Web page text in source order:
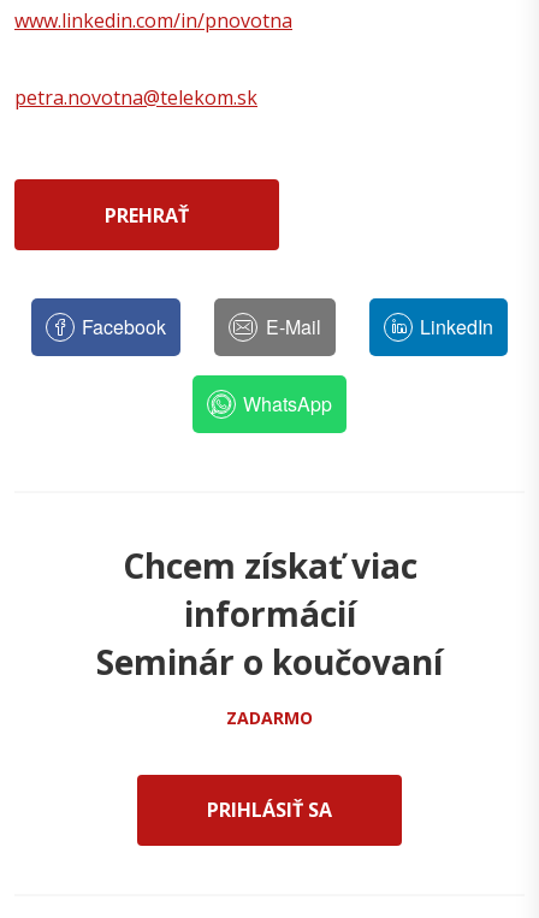
www.linkedin.com/in/pnovotna
petra.novotna@telekom.sk
PREHRAŤ
Facebook E-Mail LinkedIn
WhatsApp
Chcem získať viac
informácií
Seminár o koučovaní
ZADARMO
PRIHLÁSIŤ SA